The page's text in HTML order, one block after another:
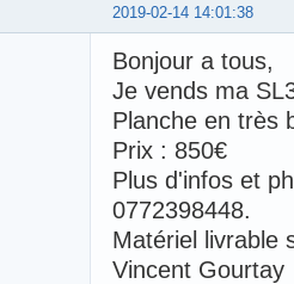
2019-02-14 14:01:38
Bonjour a tous,
Je vends ma
Planche en très
Prix : 850€
Plus d'infos et
0772398448.
Matériel livrable
Vincent Gourtay